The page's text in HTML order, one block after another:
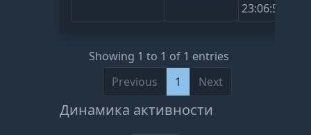
23:06:54
Showing 1 to 1 of 1 entries
Previous
1 Next
Динамика активности